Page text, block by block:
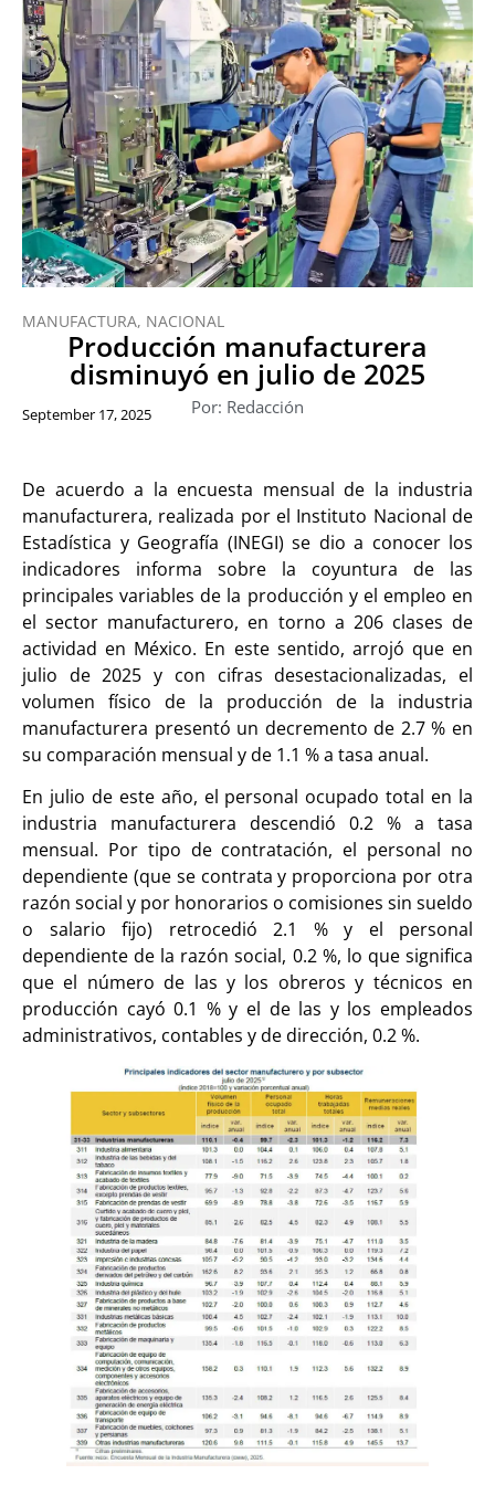
MANUFACTURA, NACIONAL
Producción manufacturera
disminuyó en julio de 2025
Por: Redacción
September 17, 2025
De acuerdo a la encuesta mensual de la industria
manufacturera, realizada por el Instituto Nacional de
Estadística y Geografía (INEGI) se dio a conocer los
indicadores informa sobre la coyuntura de las
principales variables de la producción y el empleo en
el sector manufacturero, en torno a 206 clases de
actividad en México. En este sentido, arrojó que en
julio de 2025 y con cifras desestacionalizadas, el
volumen físico de la producción de la industria
manufacturera presentó un decremento de 2.7 % en
su comparación mensual y de 1.1 % a tasa anual.
En julio de este año, el personal ocupado total en la
industria manufacturera descendió 0.2 % a tasa
mensual. Por tipo de contratación, el personal no
dependiente (que se contrata y proporciona por otra
razón social y por honorarios o comisiones sin sueldo
o salario fijo) retrocedió 2.1 % y el personal
dependiente de la razón social, 0.2 %, lo que significa
que el número de las y los obreros y técnicos en
producción cayó 0.1 % y el de las y los empleados
administrativos, contables y de dirección, 0.2 %.